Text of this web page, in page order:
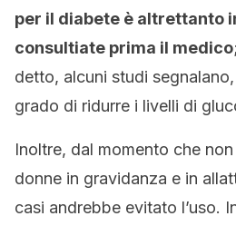
per il diabete è altrettanto
consultiate prima il medico
detto, alcuni studi segnalano,
grado di ridurre i livelli di
Inoltre, dal momento che
donne in gravidanza e in
casi andrebbe evitato l’uso.